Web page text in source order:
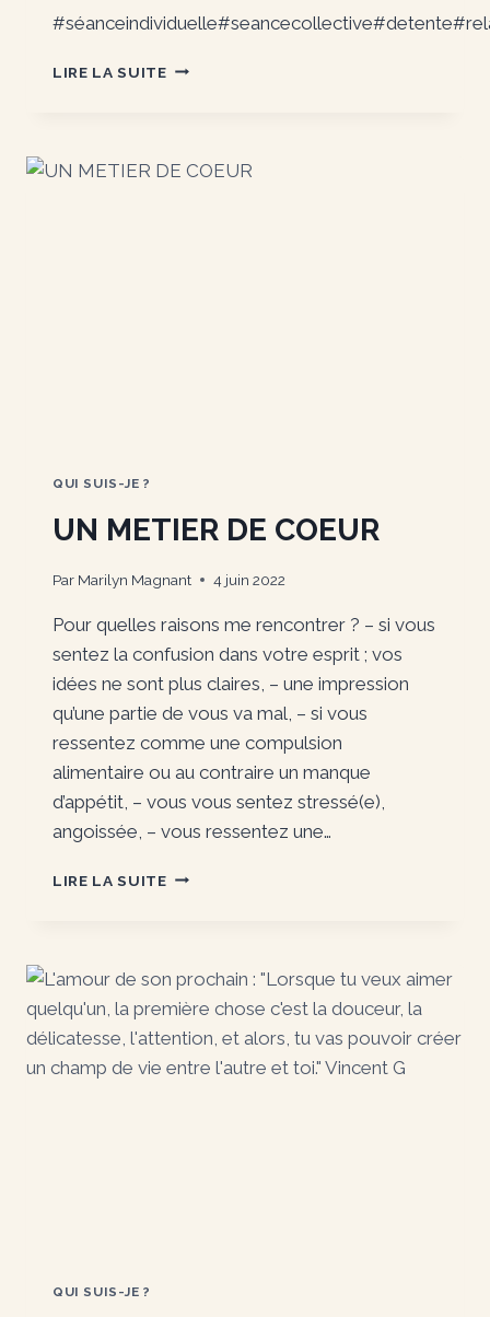
LIRE LA SUITEPLAQUETTE
QUI SUIS-JE ?
UN METIER DE COEUR
Par Marilyn Magnant 4 juin 2022
Pour quelles raisons me rencontrer ? – si vous
sentez la confusion dans votre esprit ; vos
idées ne sont plus claires, – une impression
qu’une partie de vous va mal, – si vous
ressentez comme une compulsion
alimentaire ou au contraire un manque
d’appétit, – vous vous sentez stressé(e),
angoissée, – vous ressentez une…
LIRE LA SUITEUN
QUI SUIS-JE ?